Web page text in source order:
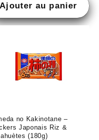
Ajouter au panier
no Kakinotane –
Japonais Riz &
(180g)